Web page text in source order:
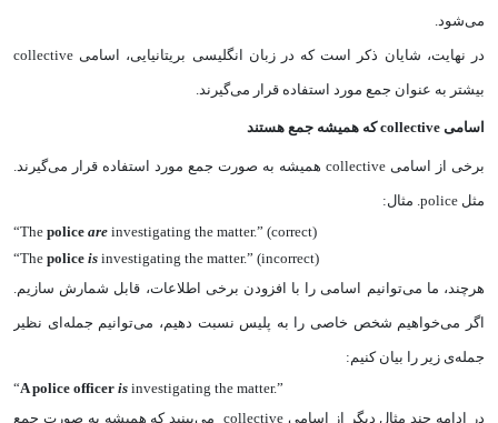
می‌شود.
در نهایت، شایان ذکر است که در زبان انگلیسی بریتانیایی، اسامی collective
بیشتر به عنوان جمع مورد استفاده قرار می‌گیرند.
اسامی‌ collectiveکه همیشه جمع هستند
برخی از اسامی collective همیشه به صورت جمع مورد استفاده قرار می‌گیرند.
مثل police. مثال:
“The police are investigating the matter.” (correct)
“The police is investigating the matter.” (incorrect)
هرچند، ما می‌توانیم اسامی را با افزودن برخی اطلاعات، قابل شمارش سازیم.
اگر می‌خواهیم شخص خاصی را به پلیس نسبت دهیم، می‌توانیم جمله‌ای نظیر
جمله‌ی زیر را بیان کنیم:‌
“A police officer is investigating the matter.”
در ادامه چند مثال دیگر از اسامی collective می‌بینید که همیشه به صورت جمع